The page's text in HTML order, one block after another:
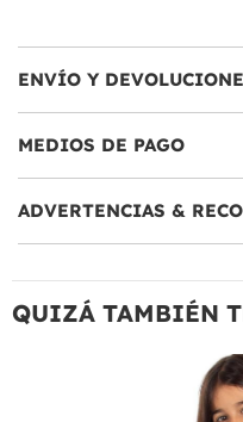
ENVÍO Y
MEDIOS DE PAGO
ADVERTENCIAS &
QUIZÁ TAMBIÉN